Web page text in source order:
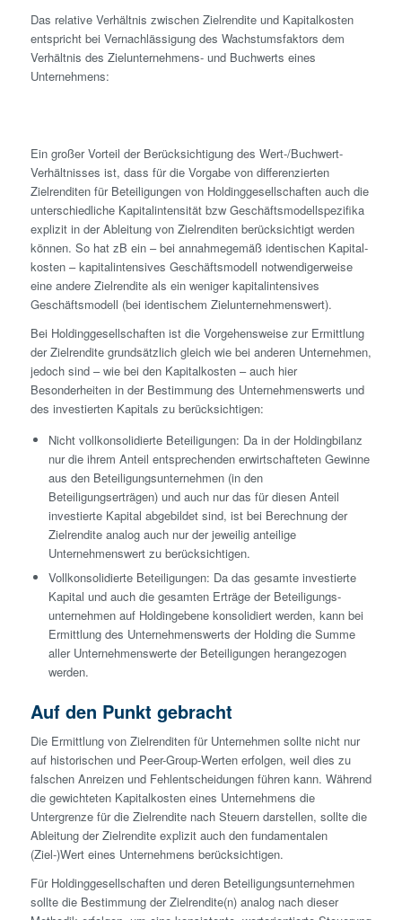
Das relative Verhältnis zwischen Zielrendite und Kapital­kosten
entspricht bei Vernachlässigung des Wachstums­faktors dem
Verhältnis des Zielunternehmens- und Buchwerts eines
Unternehmens:
Ein großer Vorteil der Berücksichtigung des Wert-/Buchwert-
Verhältnisses ist, dass für die Vorgabe von differenzierten
Zielrenditen für Beteiligungen von Holding­gesellschaften auch die
unterschiedliche Kapitalintensität bzw Geschäftsmodellspezifika
explizit in der Ableitung von Zielrenditen berücksichtigt werden
können. So hat zB ein – bei annahmegemäß identischen Kapital­
kosten – kapitalintensives Geschäftsmodell notwendigerweise
eine andere Zielrendite als ein weniger kapitalintensives
Geschäftsmodell (bei identischem Zielunternehmens­wert).
Bei Holding­gesellschaften ist die Vorgehensweise zur Ermittlung
der Zielrendite grundsätzlich gleich wie bei anderen Unternehmen,
jedoch sind – wie bei den Kapital­kosten – auch hier
Besonderheiten in der Bestimmung des Unternehmens­werts und
des investierten Kapitals zu berücksichtigen:
Nicht vollkonsolidierte Beteiligungen: Da in der Holdingbilanz
nur die ihrem Anteil entsprechenden erwirtschafteten Gewinne
aus den Beteiligungs­unternehmen (in den
Beteiligungserträgen) und auch nur das für diesen Anteil
investierte Kapital abgebildet sind, ist bei Berechnung der
Zielrendite analog auch nur der jeweilig anteilige
Unternehmens­wert zu berücksichtigen.
Vollkonsolidierte Beteiligungen: Da das gesamte investierte
Kapital und auch die gesamten Erträge der Beteiligungs­
unternehmen auf Holdin­gebene konsolidiert werden, kann bei
Ermittlung des Unternehmens­werts der Holding die Summe
aller Unternehmens­werte der Beteiligungen herangezogen
werden.
Auf den Punkt gebracht
Die Ermittlung von Zielrenditen für Unternehmen sollte nicht nur
auf historischen und Peer-Group-Werten erfolgen, weil dies zu
falschen Anreizen und Fehlentscheidungen führen kann. Während
die gewichteten Kapital­kosten eines Unternehmens die
Untergrenze für die Zielrendite nach Steuern darstellen, sollte die
Ableitung der Zielrendite explizit auch den fundamentalen
(Ziel-)Wert eines Unternehmens berücksichtigen.
Für Holding­gesellschaften und deren Beteiligungs­unternehmen
sollte die Bestimmung der Zielrendite(n) analog nach dieser